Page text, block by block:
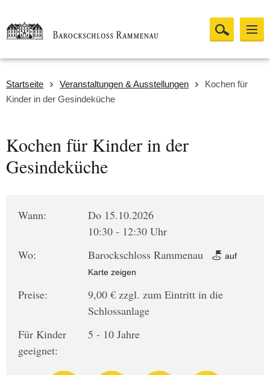
Startseite Veranstaltungen & Ausstellungen
Kochen für
Kinder in der Gesindeküche
Kochen für Kinder in der
Gesindeküche
Wann:
Do 15.10.2026
10:30 - 12:30 Uhr
Wo:
Barockschloss Rammenau
auf
Karte zeigen
Preise:
9,00 € zzgl. zum Eintritt in die
Schlossanlage
Für Kinder
geeignet:
5 - 10 Jahre